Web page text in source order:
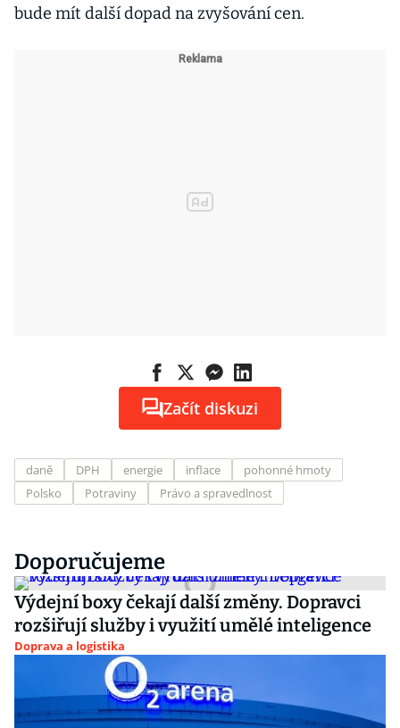
bude mít další dopad na zvyšování cen.
Začít diskuzi
daně DPH energie inflace
pohonné hmoty
Polsko
Potraviny Právo a spravedlnost
Doporučujeme
Výdejní boxy čekají další změny. Dopravci
rozšiřují služby i využití umělé inteligence
Doprava a logistika